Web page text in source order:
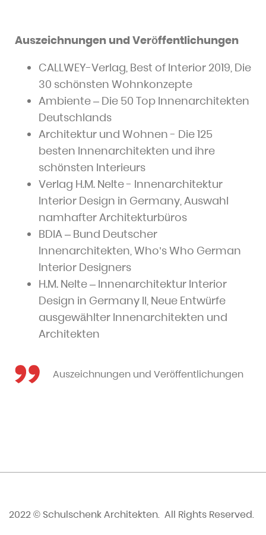
Auszeichnungen und Veröffentlichungen
CALLWEY-Verlag, Best of Interior 2019, Die
30 schönsten Wohnkonzepte
Ambiente – Die 50 Top Innenarchitekten
Deutschlands
Architektur und Wohnen - Die 125
besten Innenarchitekten und ihre
schönsten Interieurs
Verlag H.M. Nelte - Innenarchitektur
Interior Design in Germany, Auswahl
namhafter Architekturbüros
BDIA – Bund Deutscher
Innenarchitekten, Who’s Who German
Interior Designers
H.M. Nelte – Innenarchitektur Interior
Design in Germany II, Neue Entwürfe
ausgewählter Innenarchitekten und
Architekten
Auszeichnungen und Veröffentlichungen
2022 © Schulschenk Architekten. All Rights Reserved.